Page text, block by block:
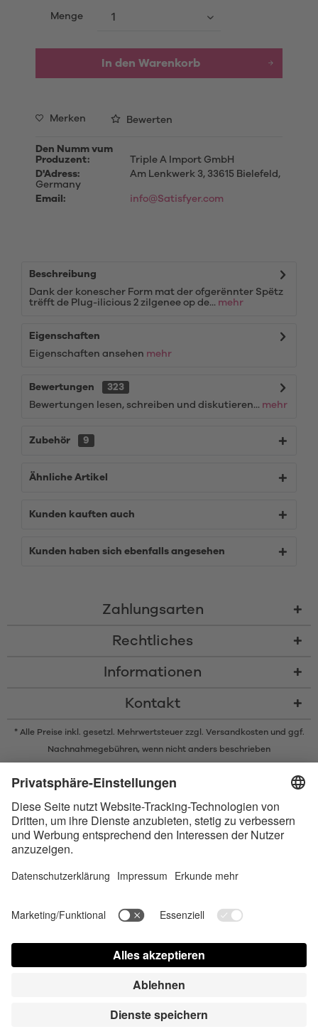
Menge
In den Warenkorb
Merken Bewerten
Den Numm vum
Produzent:
Triple A Import GmbH
D'Adress:
Am Lenkwerk 3, 33615 Bielefeld,
Germany
Email:
info@Satisfyer.com
Beschreibung
Dank der konescher Form mat der ofgerënnter Spëtz
trëfft de Plug-ilicious 2 zilgenee op de... mehr
Eigenschaften
Eigenschaften ansehen mehr
Bewertungen
323
Bewertungen lesen, schreiben und diskutieren... mehr
Zubehör 9
Ähnliche Artikel
Kunden kauften auch
Kunden haben sich ebenfalls angesehen
Zahlungsarten
Rechtliches
Informationen
Kontakt
* Alle Preise inkl. gesetzl. Mehrwertsteuer zzgl. Versandkostenund ggf.
Nachnahmegebühren, wenn nicht anders beschrieben
und Eigentum der Bluetooth SIG, Inc. Die Nutzung dieser Marken durch
Apple und das Apple-Logo sind eingetragene Marken von Apple Inc.
Google Play und das Google Play-Logo sind Marken von Google LLC.
Contact us today
Gebrauchsuweisung Kontakt